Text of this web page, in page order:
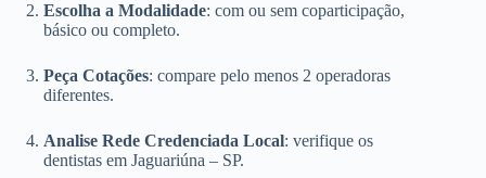
Escolha a Modalidade: com ou sem coparticipação,
básico ou completo.
Peça Cotações: compare pelo menos 2 operadoras
diferentes.
Analise Rede Credenciada Local: verifique os
dentistas em Jaguariúna – SP.